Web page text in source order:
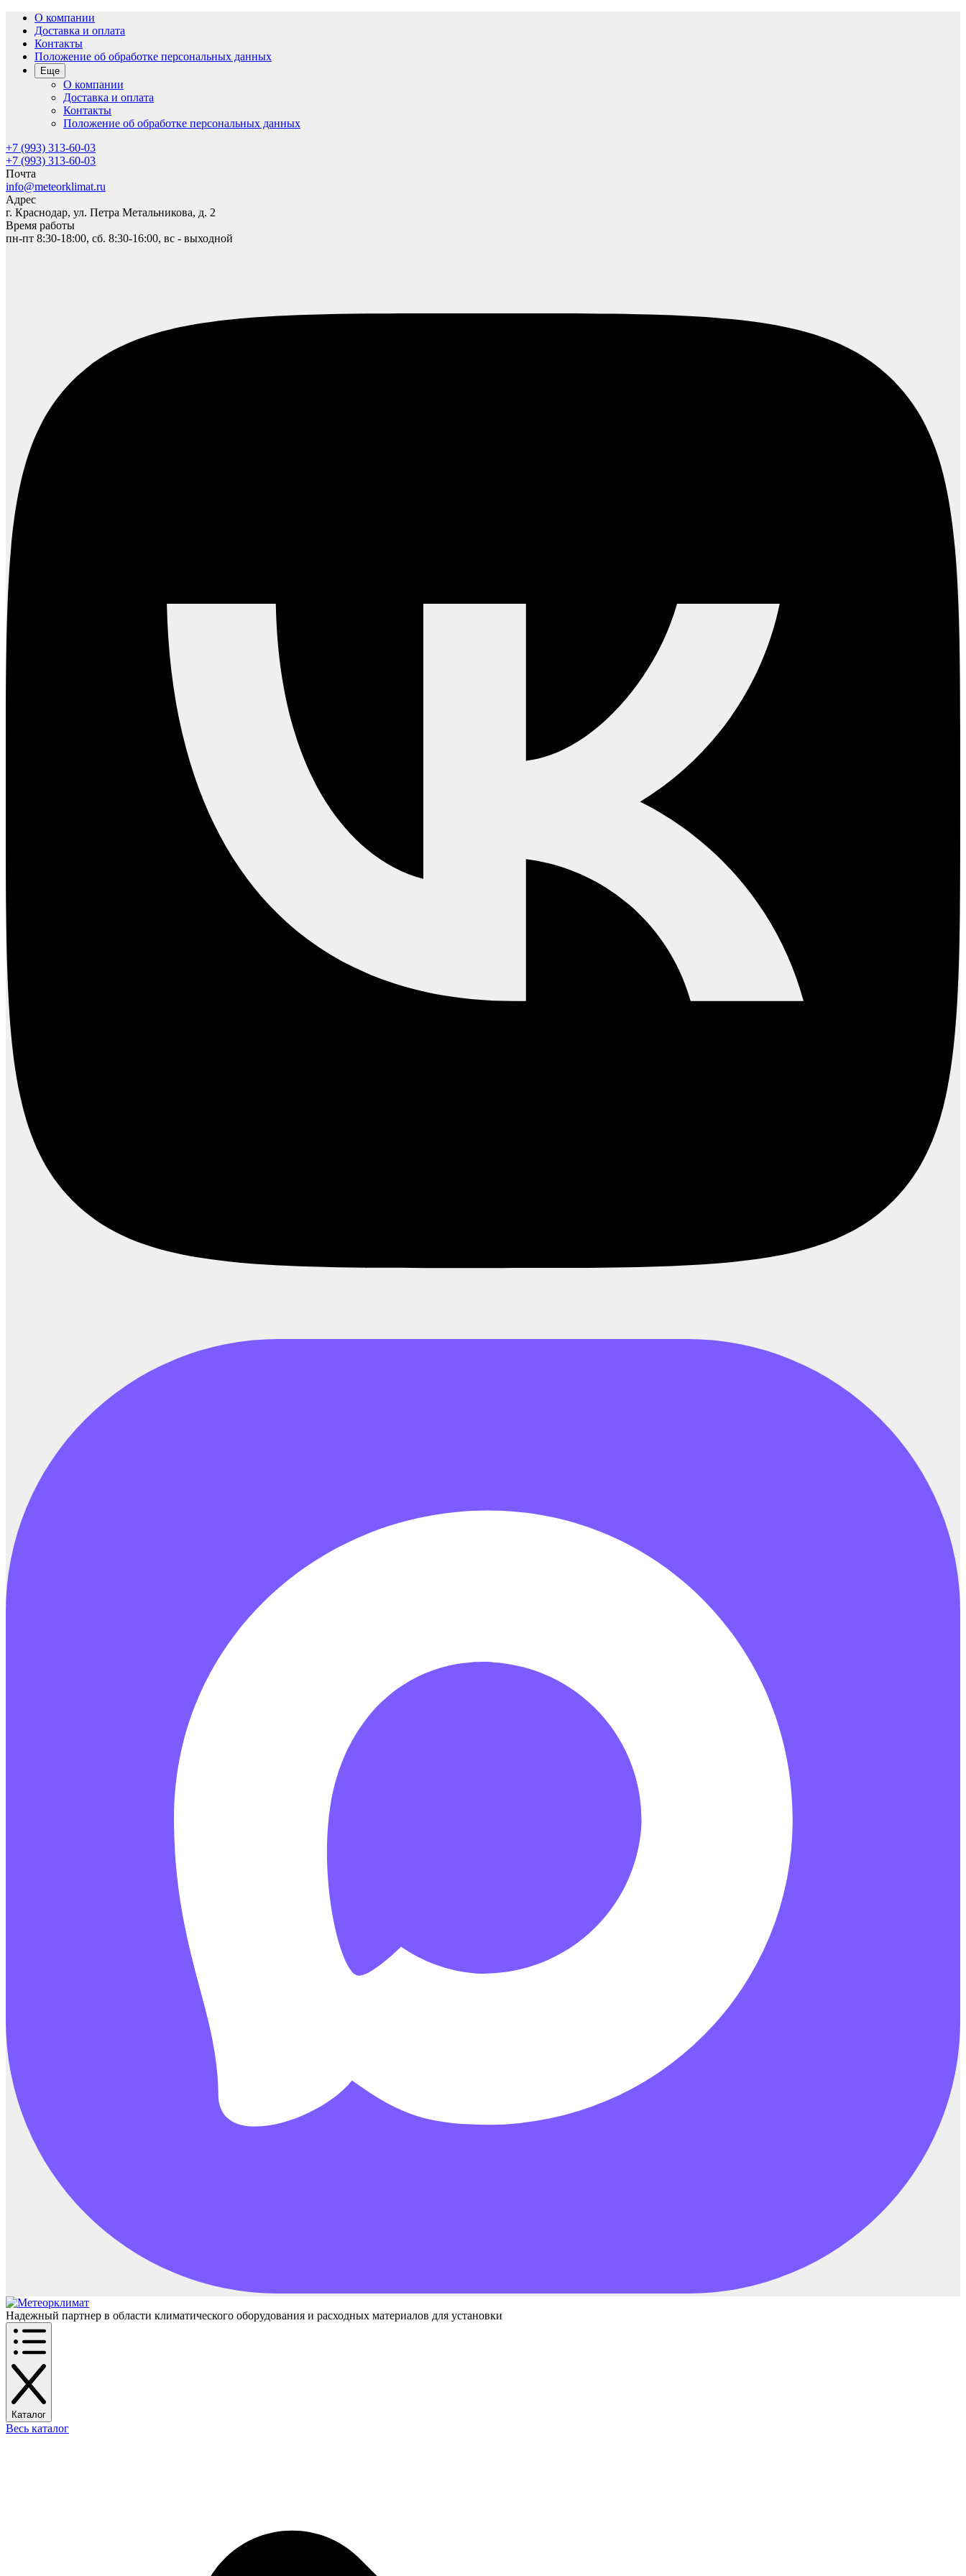
О компании
Доставка и оплата
Контакты
Положение об обработке персональных данных
Еще
О компании
Доставка и оплата
Контакты
Положение об обработке персональных данных
+7 (993) 313-60-03
+7 (993) 313-60-03
Почта
info@meteorklimat.ru
Адрес
г. Краснодар, ул. Петра Метальникова, д. 2
Время работы
пн-пт 8:30-18:00, сб. 8:30-16:00, вс - выходной
Надежный партнер в области климатического оборудования и расходных материалов для установки
Каталог
Весь каталог